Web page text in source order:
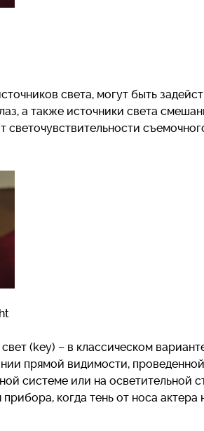
света, могут быть
а также источники света
светочувствительности
(key) – в классическом
прямой видимости,
системе или на осветительной
когда тень от носа актера